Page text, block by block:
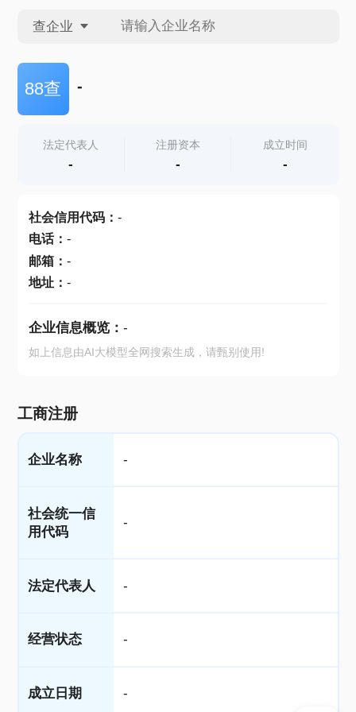
查企业
查企业
查产地
88查 -
法定代表人
-
注册资本
-
成立时间
-
社会信用代码： -
电话： -
邮箱： -
地址： -
企业信息概览： -
如上信息由AI大模型全网搜索生成，请甄别使用!
工商注册
企业名称 -
社会统一信
用代码
-
法定代表人 -
经营状态 -
成立日期 -